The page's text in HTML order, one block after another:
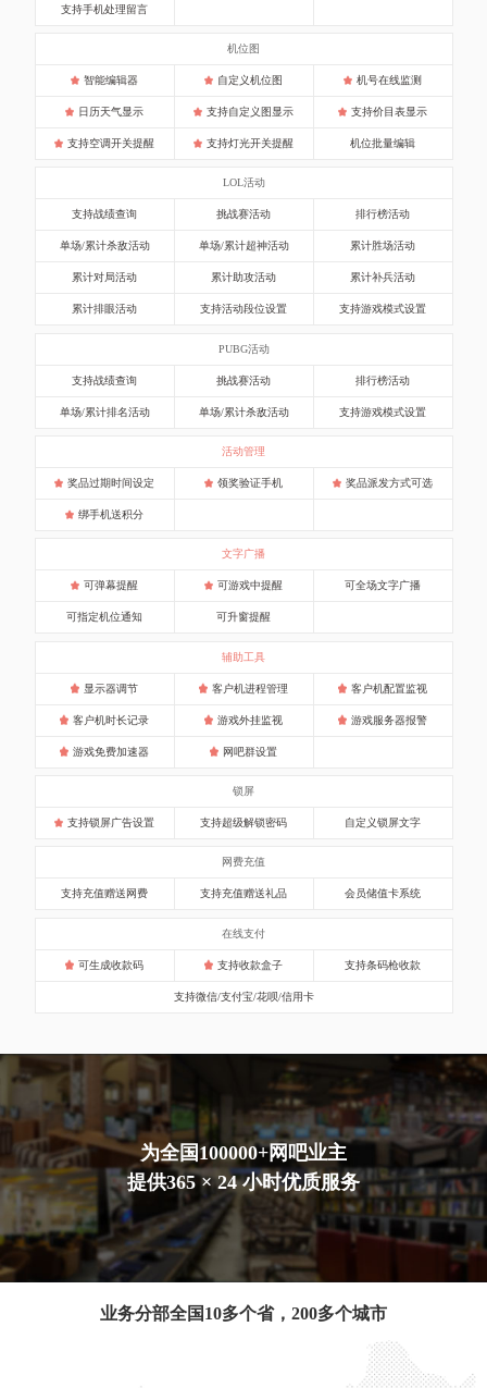
支持手机处理留言
机位图
智能编辑器 自定义机位图 机号在线监测
日历天气显示 支持自定义图显示 支持价目表显示
支持空调开关提醒 支持灯光开关提醒 机位批量编辑
LOL活动
支持战绩查询 挑战赛活动 排行榜活动
单场/累计杀敌活动 单场/累计超神活动 累计胜场活动
累计对局活动 累计助攻活动 累计补兵活动
累计排眼活动 支持活动段位设置 支持游戏模式设置
PUBG活动
支持战绩查询 挑战赛活动 排行榜活动
单场/累计排名活动 单场/累计杀敌活动 支持游戏模式设置
活动管理
奖品过期时间设定 领奖验证手机 奖品派发方式可选
绑手机送积分
文字广播
可弹幕提醒 可游戏中提醒 可全场文字广播
可指定机位通知 可升窗提醒
辅助工具
显示器调节 客户机进程管理 客户机配置监视
客户机时长记录 游戏外挂监视 游戏服务器报警
游戏免费加速器 网吧群设置
锁屏
支持锁屏广告设置 支持超级解锁密码 自定义锁屏文字
网费充值
支持充值赠送网费 支持充值赠送礼品 会员储值卡系统
在线支付
可生成收款码 支持收款盒子 支持条码枪收款
支持微信/支付宝/花呗/信用卡
为全国100000+网吧业主
提供365 × 24 小时优质服务
业务分部全国10多个省，200多个城市